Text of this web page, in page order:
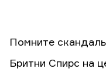
Помните
Бритни Спирс на